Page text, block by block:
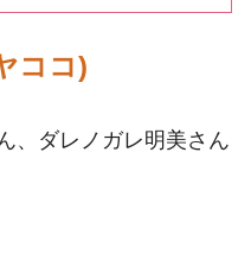
ココ)
、ダレノガレ明美さん